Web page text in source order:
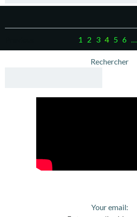
navigation
Posts
navigation
Page
1 Page
2 Page
3 Page
4 Page
5 Page
6 …
Rechercher
Your email: